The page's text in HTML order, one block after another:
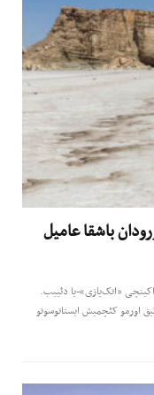
باشقا عامیل
اکینچی «اتک‌یازی»-یا دئییب.
اورمو کئچمیش ایستاتوسونو